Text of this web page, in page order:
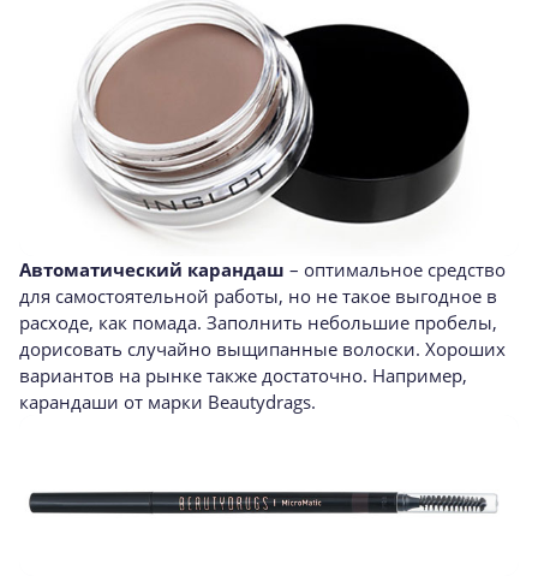
Автоматический карандаш – оптимальное средство
для самостоятельной работы, но не такое выгодное в
расходе, как помада. Заполнить небольшие пробелы,
дорисовать случайно выщипанные волоски. Хороших
вариантов на рынке также достаточно. Например,
карандаши от марки Beautydrags.